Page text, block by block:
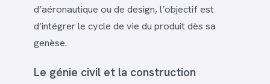
d’aéronautique ou de design, l’objectif est
d’intégrer le cycle de vie du produit dès sa
genèse.
Le génie civil et la construction